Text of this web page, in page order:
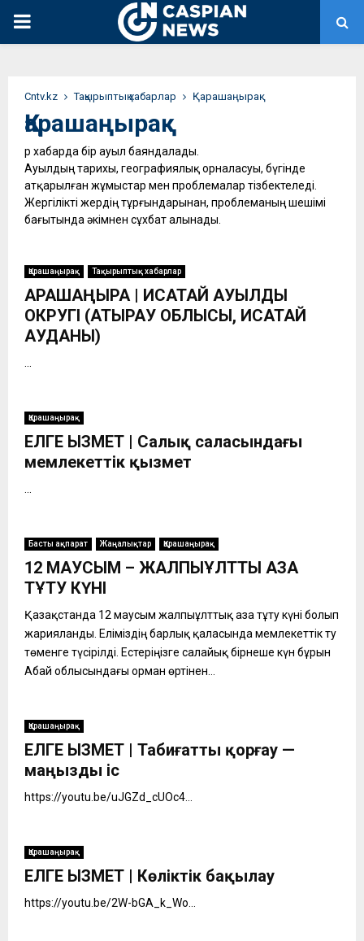
PRIMARY
Сntv.kz Тақырыптық хабарлар Қарашаңырақ
Қарашаңырақ
Әр хабарда бір ауыл баяндалады.
Ауылдың тарихы, географиялық орналасуы, бүгінде
атқарылған жұмыстар мен проблемалар тізбектеледі.
Жергілікті жердің тұрғындарынан, проблеманың шешімі
бағытында әкімнен сұхбат алынады.
Қарашаңырақ Тақырыптық хабарлар
ҚАРАШАҢЫРАҚ | ИСАТАЙ АУЫЛДЫҚ
ОКРУГІ (АТЫРАУ ОБЛЫСЫ, ИСАТАЙ
АУДАНЫ)
Қарашаңырақ
ЕЛГЕ ҚЫЗМЕТ | Салық саласындағы
мемлекеттік қызмет
Басты ақпарат Жаңалықтар Қарашаңырақ
12 МАУСЫМ – ЖАЛПЫҰЛТТЫҚ АЗА
ТҰТУ КҮНІ
Қазақстанда 12 маусым жалпыұлттық аза тұту күні болып
жарияланды. Еліміздің барлық қаласында мемлекеттік ту
төменге түсірілді. Естеріңізге салайық бірнеше күн бұрын
Абай облысындағы орман өртінен...
Қарашаңырақ
ЕЛГЕ ҚЫЗМЕТ | Табиғатты қорғау —
маңызды іс
https://youtu.be/uJGZd_cUOc4...
Қарашаңырақ
ЕЛГЕ ҚЫЗМЕТ | Көліктік бақылау
https://youtu.be/2W-bGA_k_Wo...